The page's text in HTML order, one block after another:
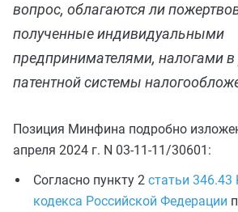
вопрос, облагаются ли
полученные индивидуальными
предпринимателями, налогами
патентной системы
Позиция Минфина подробно
апреля 2024 г. N 03-11-11/30601:
Согласно пункту 2 статьи 346.43
кодекса Российской Федерации